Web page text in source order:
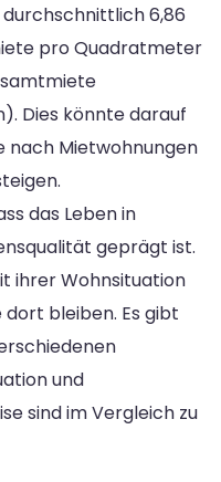
6,86
pro Quadratmeter
Dies könnte darauf
nach Mietwohnungen
das Leben in
geprägt ist.
ihrer Wohnsituation
bleiben. Es gibt
und
sind im Vergleich zu